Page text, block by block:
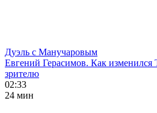
Дуэль с Манучаровым
Евгений Герасимов. Как изменился
зрителю
02:33
24 мин